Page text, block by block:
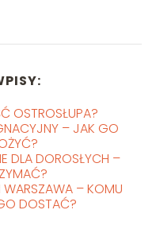
OSTROSŁUPA?
– JAK GO
DLA DOROSŁYCH –
WARSZAWA – KOMU
DOSTAĆ?